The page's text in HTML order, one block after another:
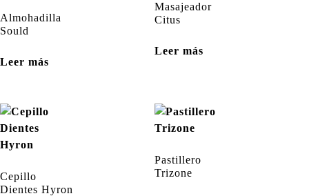
Almohadilla
Sould
Leer más
Masajeador
Citus
Leer más
Cepillo
Dientes Hyron
Pastillero
Trizone